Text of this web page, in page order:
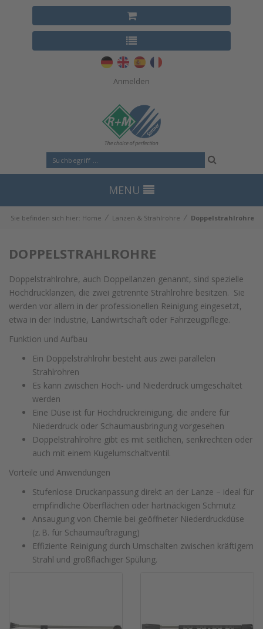
Anmelden
MENU
Sie befinden sich hier: Home ⁄ Lanzen & Strahlrohre ⁄ Doppelstrahlrohre
DOPPELSTRAHLROHRE
Doppelstrahlrohre, auch Doppellanzen genannt, sind spezielle
Hochdrucklanzen, die zwei getrennte Strahlrohre besitzen. Sie
werden vor allem in der professionellen Reinigung eingesetzt,
etwa in der Industrie, Landwirtschaft oder Fahrzeugpflege.
Funktion und Aufbau
Ein Doppelstrahlrohr besteht aus zwei parallelen
Strahlrohren
Es kann zwischen Hoch- und Niederdruck umgeschaltet
werden
Eine Düse ist für Hochdruckreinigung, die andere für
Niederdruck oder Schaumausbringung vorgesehen
Doppelstrahlrohre gibt es mit seitlichen, senkrechten oder
auch mit einem Kugelumschaltventil.
Vorteile und Anwendungen
Stufenlose Druckanpassung direkt an der Lanze – ideal für
empfindliche Oberflächen oder hartnäckigen Schmutz
Ansaugung von Chemie bei geöffneter Niederdruckdüse
(z. B. für Schaumauftragung)
Effiziente Reinigung durch Umschalten zwischen kräftigem
Strahl und großflächiger Spülung.